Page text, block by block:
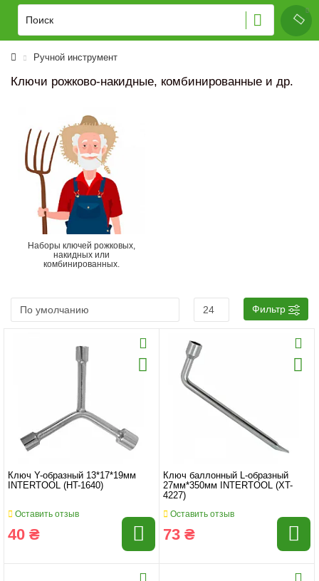
Ручной инструмент
Ключи рожково-накидные, комбинированные и др.
Наборы ключей рожковых,
накидных или
комбинированных.
Фильтр
Ключ Y-образный 13*17*19мм
INTERTOOL (HT-1640)
Оставить отзыв
40 ₴
Ключ баллонный L-образный
27мм*350мм INTERTOOL (XT-
4227)
Оставить отзыв
73 ₴